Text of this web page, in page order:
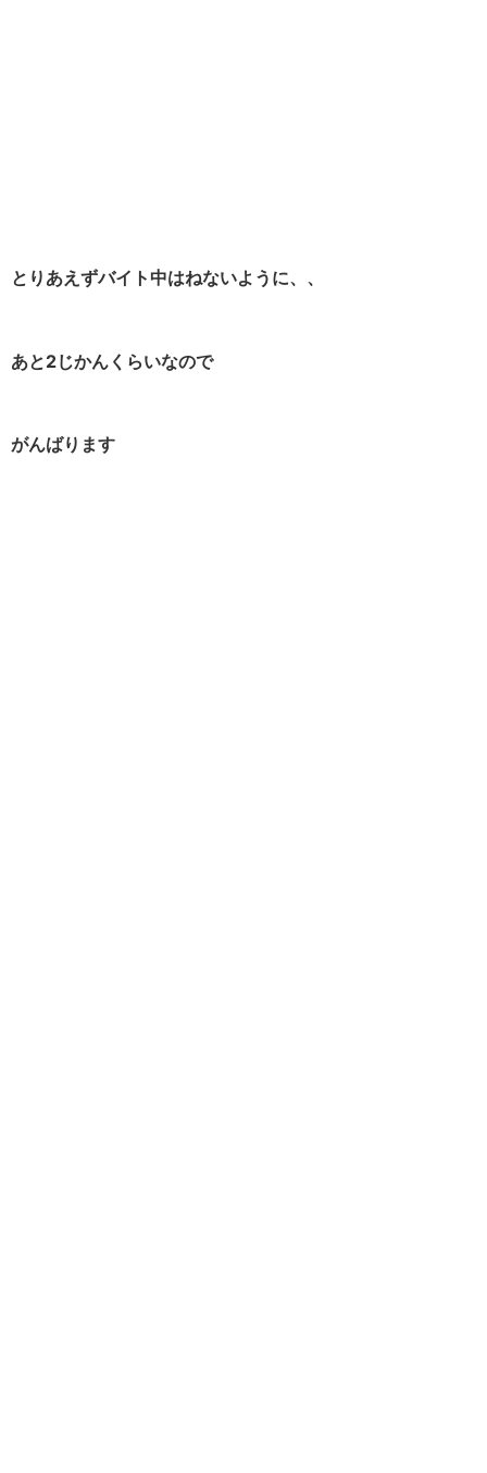
とりあえずバイト中はねないように、、
あと2じかんくらいなので
がんばります